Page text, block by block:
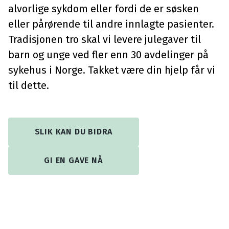
alvorlige sykdom eller fordi de er søsken
eller pårørende til andre innlagte pasienter.
Tradisjonen tro skal vi levere julegaver til
barn og unge ved fler enn 30 avdelinger på
sykehus i Norge. Takket være din hjelp får vi
til dette.
SLIK KAN DU BIDRA
GI EN GAVE NÅ